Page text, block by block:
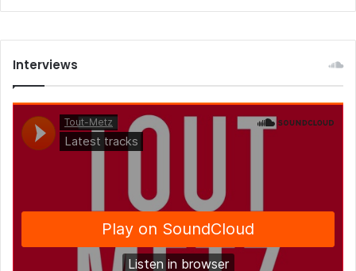
Interviews